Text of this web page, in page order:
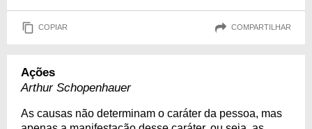
COPIAR COMPARTILHAR
Ações
Arthur Schopenhauer
As causas não determinam o caráter da pessoa, mas